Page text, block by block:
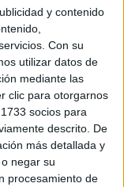
y contenido
Con su
utilizar datos de
mediante las
clic para otorgarnos
socios para
descrito. De
más detallada y
negar su
procesamiento de
este jueves
del
la fecha en
de Fomentoy
una
que se